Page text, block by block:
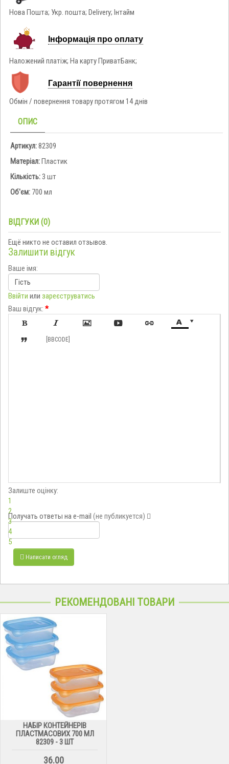
Нова Пошта; Укр. пошта; Delivery; Інтайм
Інформація про оплату
Наложений платіж; На карту ПриватБанк;
Гарантії повернення
Обмін / повернення товару протягом 14 днів
ОПИС
Артикул:82309
Матеріал:Пластик
Кількість:3 шт
Об'єм: 700 мл
ВІДГУКИ (0)
Ещё никто не оставил отзывов.
Залишити відгук
Ваше імя:
Ввійти или зареєструватись
Ваш відгук: *

     
 [BBCODE]
Залиште оцінку:
1
2
3
4
5
Получать ответы на e-mail (не публикуется)
Написати огляд
РЕКОМЕНДОВАНІ ТОВАРИ
НАБІР КОНТЕЙНЕРІВ
ПЛАСТМАСОВИХ 700 МЛ
82309 - 3 ШТ
36.00